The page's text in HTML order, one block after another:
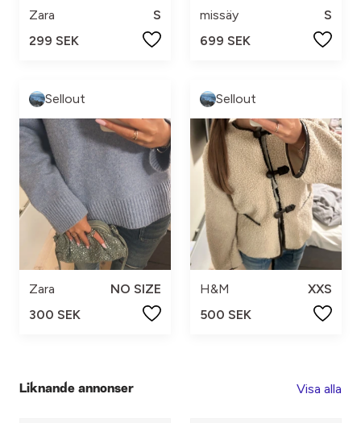
Zara
S
299 SEK
missäy
S
699 SEK
Sellout
Zara
NO SIZE
300 SEK
Sellout
H&M
XXS
500 SEK
Liknande annonser Visa alla